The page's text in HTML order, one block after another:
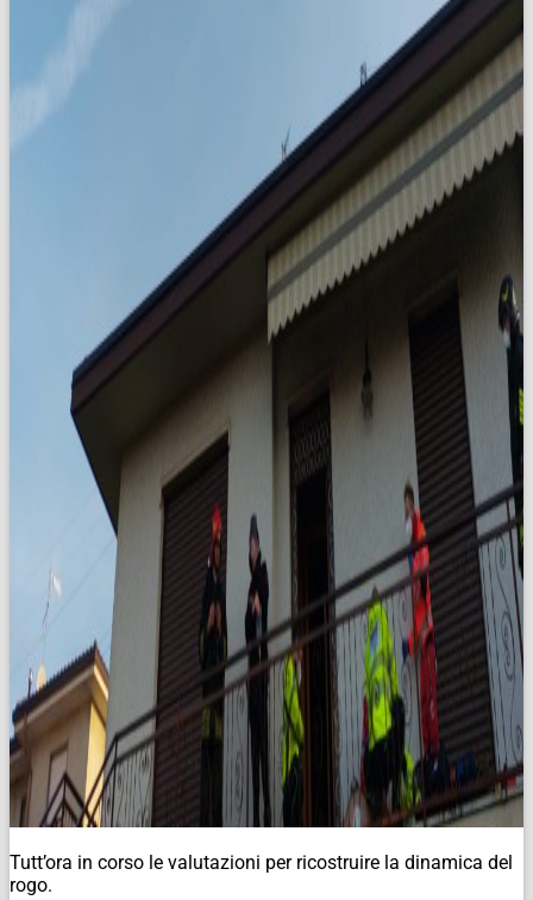
Tutt’ora in corso le valutazioni per ricostruire la dinamica del
rogo.